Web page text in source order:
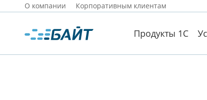
О компании Корпоративным клиентам
Продукты 1С